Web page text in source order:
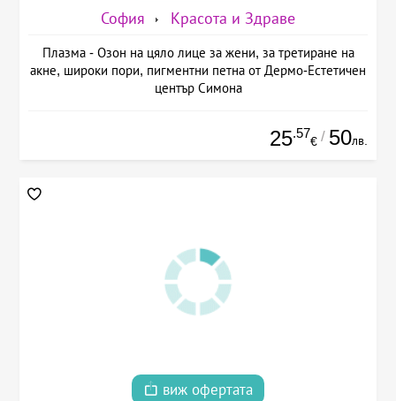
София Красота и Здраве
Плазма - Озон на цяло лице за жени, за третиране на
акне, широки пори, пигментни петна от Дермо-Естетичен
център Симона
25.57
€ / 50лв.
виж офертата